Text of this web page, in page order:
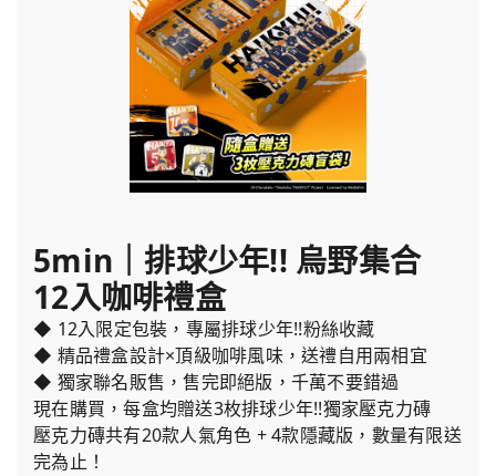
5min｜排球少年!! 烏野集合
12入咖啡禮盒
◆ 12入限定包裝，專屬排球少年!!粉絲收藏
◆ 精品禮盒設計×頂級咖啡風味，送禮自用兩相宜
◆ 獨家聯名販售，售完即絕版，千萬不要錯過
現在購買，每盒均贈送3枚排球少年!!獨家壓克力磚
壓克力磚共有20款人氣角色 + 4款隱藏版，數量有限送
完為止！